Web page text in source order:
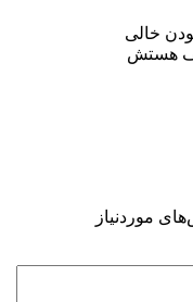
خالی
هستش
موردنیاز